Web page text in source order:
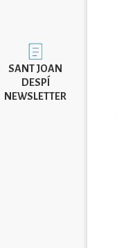
Imatge
SANT JOAN
DESPÍ
NEWSLETTER